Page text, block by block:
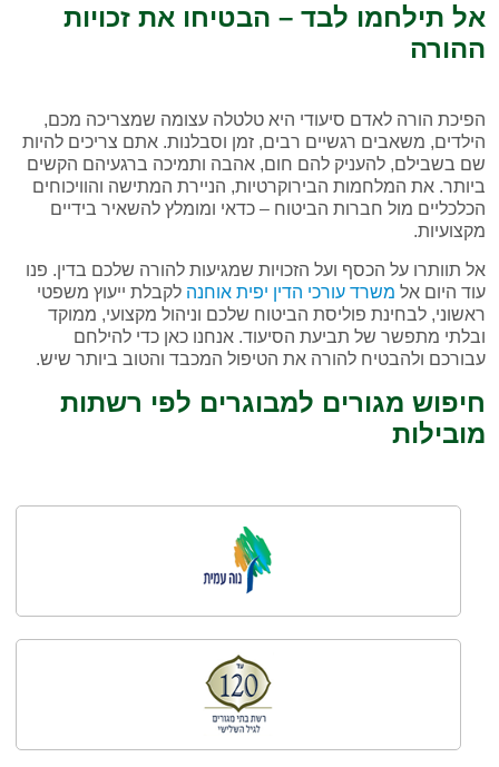
אל תילחמו לבד – הבטיחו את זכויות
ההורה
הפיכת הורה לאדם סיעודי היא טלטלה עצומה שמצריכה מכם,
הילדים, משאבים רגשיים רבים, זמן וסבלנות. אתם צריכים להיות
שם בשבילם, להעניק להם חום, אהבה ותמיכה ברגעיהם הקשים
ביותר. את המלחמות הבירוקרטיות, הניירת המתישה והוויכוחים
הכלכליים מול חברות הביטוח – כדאי ומומלץ להשאיר בידיים
מקצועיות.
אל תוותרו על הכסף ועל הזכויות שמגיעות להורה שלכם בדין. פנו
עוד היום אל משרד עורכי הדין יפית אוחנה לקבלת ייעוץ משפטי
ראשוני, לבחינת פוליסת הביטוח שלכם וניהול מקצועי, ממוקד
ובלתי מתפשר של תביעת הסיעוד. אנחנו כאן כדי להילחם
עבורכם ולהבטיח להורה את הטיפול המכבד והטוב ביותר שיש.
חיפוש מגורים למבוגרים לפי רשתות
מובילות